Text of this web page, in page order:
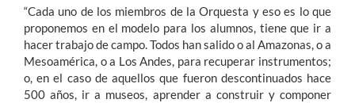
“Cada uno de los miembros de la Orquesta y eso es lo que
proponemos en el modelo para los alumnos, tiene que ir a
hacer trabajo de campo. Todos han salido o al Amazonas, o a
Mesoamérica, o a Los Andes, para recuperar instrumentos;
o, en el caso de aquellos que fueron descontinuados hace
500 años, ir a museos, aprender a construir y componer